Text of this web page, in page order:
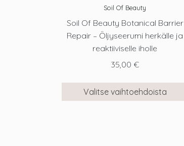
Soil Of Beauty
Soil Of Beauty Botanical Barrier
Repair – Öljyseerumi herkälle ja
reaktiiviselle iholle
35,00 €
Valitse vaihtoehdoista